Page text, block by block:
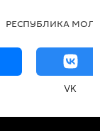
РЕСПУБЛИКА
VK